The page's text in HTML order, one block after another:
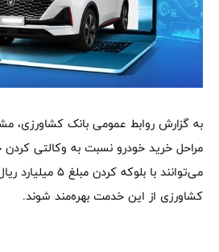
به گزارش روابط عمومی بانک کشاورزی،
مراحل خرید خودرو نسبت به وکالتی کردن
می‌توانند با بلوکه
کشاورزی از این خدمت بهره‌‌مند شوند.